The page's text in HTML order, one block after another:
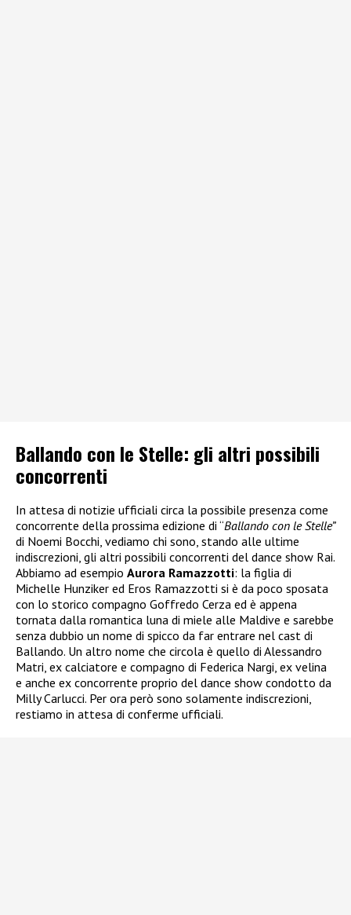
Ballando con le Stelle: gli altri possibili
concorrenti
In attesa di notizie ufficiali circa la possibile presenza come
concorrente della prossima edizione di “Ballando con le Stelle”
di Noemi Bocchi, vediamo chi sono, stando alle ultime
indiscrezioni, gli altri possibili concorrenti del dance show Rai.
Abbiamo ad esempio Aurora Ramazzotti: la figlia di
Michelle Hunziker ed Eros Ramazzotti si è da poco sposata
con lo storico compagno Goffredo Cerza ed è appena
tornata dalla romantica luna di miele alle Maldive e sarebbe
senza dubbio un nome di spicco da far entrare nel cast di
Ballando. Un altro nome che circola è quello di Alessandro
Matri, ex calciatore e compagno di Federica Nargi, ex velina
e anche ex concorrente proprio del dance show condotto da
Milly Carlucci. Per ora però sono solamente indiscrezioni,
restiamo in attesa di conferme ufficiali.